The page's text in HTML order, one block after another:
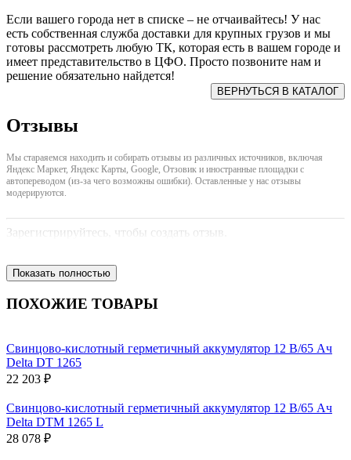
Если вашего города нет в списке – не отчаивайтесь! У нас
есть собственная служба доставки для крупных грузов и мы
готовы рассмотреть любую ТК, которая есть в вашем городе и
имеет представительство в ЦФО. Просто позвоните нам и
решение обязательно найдется!
Отзывы
Мы стараяемся находить и собирать отзывы из различных источников, включая
Яндекс Маркет, Яндекс Карты, Google, Отзовик и иностранные площадки с
автопереводом (из-за чего возможны ошибки). Оставленные у нас отзывы
модерируются.
Зарегистрируйтесь, чтобы создать отзыв.
Показать полностью
ПОХОЖИЕ ТОВАРЫ
Свинцово-кислотный герметичный аккумулятор 12 В/65 Ач
Delta DT 1265
22 203 ₽
Свинцово-кислотный герметичный аккумулятор 12 В/65 Ач
Delta DTM 1265 L
28 078 ₽